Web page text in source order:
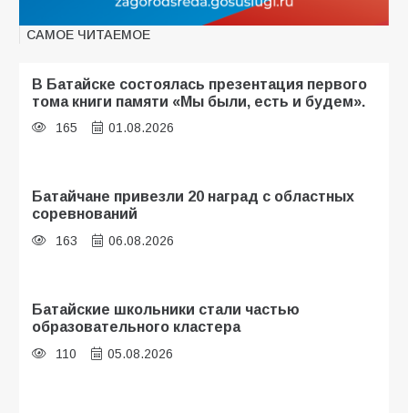
САМОЕ ЧИТАЕМОЕ
В Батайске состоялась презентация первого
тома книги памяти «Мы были, есть и будем».
165 01.08.2026
Батайчане привезли 20 наград с областных
соревнований
163 06.08.2026
Батайские школьники стали частью
образовательного кластера
110 05.08.2026